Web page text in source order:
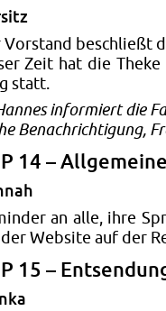
Vor­stand be­schließt
Zeit hat die
statt.
in­for­miert die
Be­nach­rich­ti­gung,
14 –
an alle, ihre
Web­site auf der
15 –